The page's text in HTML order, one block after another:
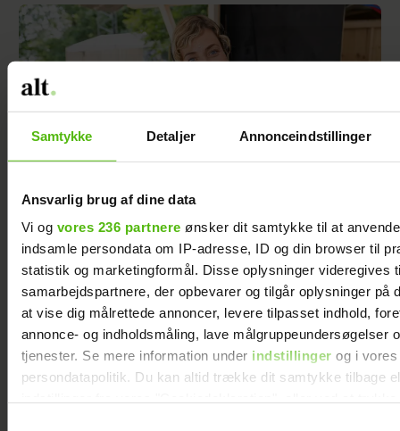
Samtykke Detaljer Annonceindstillinger
Ansvarlig brug af dine data
Vi og vores 236 partnere ønsker dit samtykke til at
indsamle persondata om IP-adresse, ID og din browser til
statistik og marketingformål. Disse oplysninger videregives
samarbejdspartnere, der opbevarer og tilgår oplysninger på
at vise dig målrettede annoncer, levere tilpasset indhold,
annonce- og indholdsmåling, lave målgruppeundersøgelser
tjenester. Se mere information under indstillinger og i vores
persondatapolitik. Du kan altid trække dit samtykke tilbage
Sarah Grünewald om nyt TV 2-program: Vi
mangler respekten for de ældre